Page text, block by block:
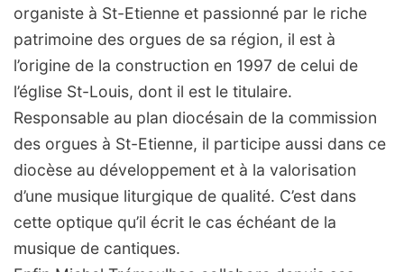
organiste à St-Etienne et passionné par le riche
patrimoine des orgues de sa région, il est à
l’origine de la construction en 1997 de celui de
l’église St-Louis, dont il est le titulaire.
Responsable au plan diocésain de la commission
des orgues à St-Etienne, il participe aussi dans ce
diocèse au développement et à la valorisation
d’une musique liturgique de qualité. C’est dans
cette optique qu’il écrit le cas échéant de la
musique de cantiques.